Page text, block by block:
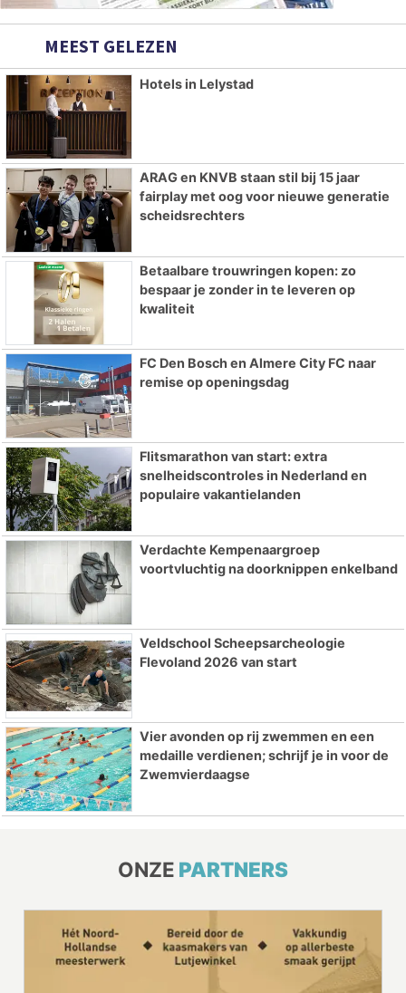
MEEST GELEZEN
Hotels in Lelystad
ARAG en KNVB staan stil bij 15 jaar
fairplay met oog voor nieuwe generatie
scheidsrechters
Betaalbare trouwringen kopen: zo
bespaar je zonder in te leveren op
kwaliteit
FC Den Bosch en Almere City FC naar
remise op openingsdag
Flitsmarathon van start: extra
snelheidscontroles in Nederland en
populaire vakantielanden
Verdachte Kempenaargroep
voortvluchtig na doorknippen enkelband
Veldschool Scheepsarcheologie
Flevoland 2026 van start
Vier avonden op rij zwemmen en een
medaille verdienen; schrijf je in voor de
Zwemvierdaagse
ONZE PARTNERS